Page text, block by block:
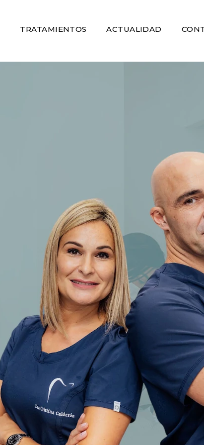
TRATAMIENTOS ACTUALIDAD